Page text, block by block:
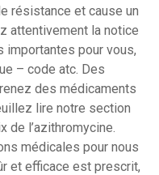
résistance et cause un
attentivement la notice
importantes pour vous,
– code atc. Des
des médicaments
lire notre section
de l’azithromycine.
médicales pour nous
et efficace est prescrit,